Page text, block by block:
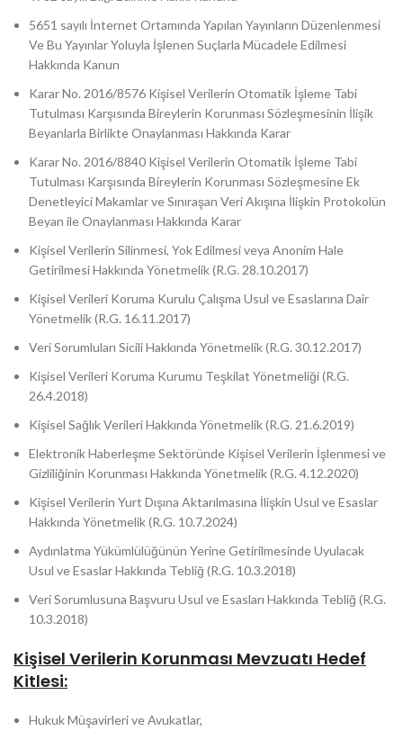
5651 sayılı İnternet Ortamında Yapılan Yayınların Düzenlenmesi
Ve Bu Yayınlar Yoluyla İşlenen Suçlarla Mücadele Edilmesi
Hakkında Kanun
Karar No. 2016/8576 Kişisel Verilerin Otomatik İşleme Tabi
Tutulması Karşısında Bireylerin Korunması Sözleşmesinin İlişik
Beyanlarla Birlikte Onaylanması Hakkında Karar
Karar No. 2016/8840 Kişisel Verilerin Otomatik İşleme Tabi
Tutulması Karşısında Bireylerin Korunması Sözleşmesine Ek
Denetleyici Makamlar ve Sınıraşan Veri Akışına İlişkin Protokolün
Beyan ile Onaylanması Hakkında Karar
Kişisel Verilerin Silinmesi, Yok Edilmesi veya Anonim Hale
Getirilmesi Hakkında Yönetmelik (R.G. 28.10.2017)
Kişisel Verileri Koruma Kurulu Çalışma Usul ve Esaslarına Dair
Yönetmelik (R.G. 16.11.2017)
Veri Sorumluları Sicili Hakkında Yönetmelik (R.G. 30.12.2017)
Kişisel Verileri Koruma Kurumu Teşkilat Yönetmeliği (R.G.
26.4.2018)
Kişisel Sağlık Verileri Hakkında Yönetmelik (R.G. 21.6.2019)
Elektronik Haberleşme Sektöründe Kişisel Verilerin İşlenmesi ve
Gizliliğinin Korunması Hakkında Yönetmelik (R.G. 4.12.2020)
Kişisel Verilerin Yurt Dışına Aktarılmasına İlişkin Usul ve Esaslar
Hakkında Yönetmelik (R.G. 10.7.2024)
Aydınlatma Yükümlülüğünün Yerine Getirilmesinde Uyulacak
Usul ve Esaslar Hakkında Tebliğ (R.G. 10.3.2018)
Veri Sorumlusuna Başvuru Usul ve Esasları Hakkında Tebliğ (R.G.
10.3.2018)
Kişisel Verilerin Korunması Mevzuatı Hedef
Kitlesi:
Hukuk Müşavirleri ve Avukatlar,